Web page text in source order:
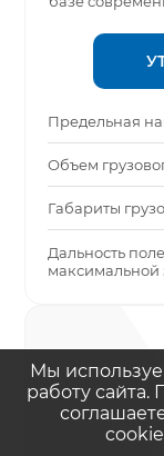
Предельная
Объем
Габариты
Дальность
максимальной
Мы
работу сайта.